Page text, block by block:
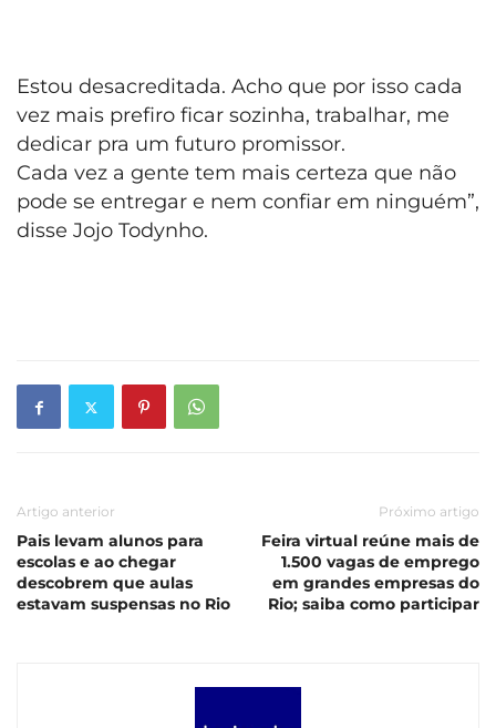
Estou desacreditada. Acho que por isso cada
vez mais prefiro ficar sozinha, trabalhar, me
dedicar pra um futuro promissor.
Cada vez a gente tem mais certeza que não
pode se entregar e nem confiar em ninguém”,
disse Jojo Todynho.
Artigo anterior
Pais levam alunos para
escolas e ao chegar
descobrem que aulas
estavam suspensas no Rio
Próximo artigo
Feira virtual reúne mais de
1.500 vagas de emprego
em grandes empresas do
Rio; saiba como participar